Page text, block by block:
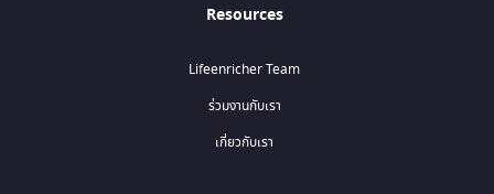
Resources
Lifeenricher Team
ร่วมงานกับเรา
เกี่ยวกับเรา